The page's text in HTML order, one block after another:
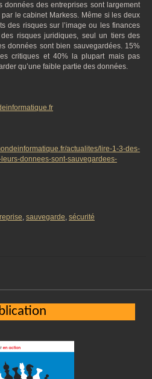
données des entreprises sont largement
le cabinet Markess. Même si les deux
des risques sur l’image ou les finances
risques juridiques, seul un tiers des
données sont bien sauvegardées. 15%
critiques et 40% la plupart mais pas
qu’une faible partie des données.
actualites/lire-1-3-des-
donnees-sont-sauvegardees-
, sauvegarde, sécurité